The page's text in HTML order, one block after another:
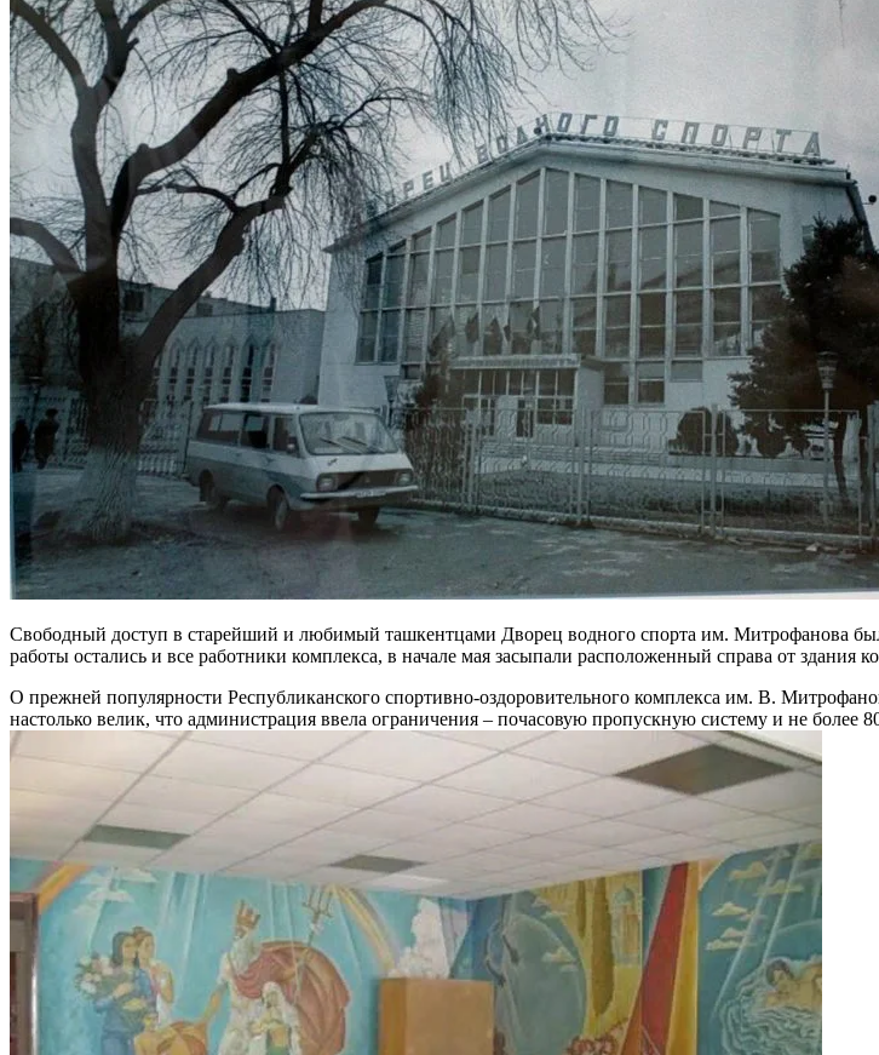
Свободный доступ в старейший и любимый ташкентцами Дворец водного спорта им. Митрофанова
работы остались и все работники комплекса, в начале мая засыпали расположенный справа от здания
О прежней популярности Республиканского спортивно-оздоровительного комплекса им. В.
настолько велик, что администрация ввела ограничения – почасовую пропускную систему и не более